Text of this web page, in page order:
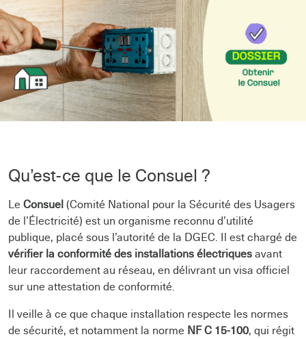
Qu’est-ce que le Consuel ?
Le Consuel (Comité National pour la Sécurité des Usagers
de l’Électricité) est un organisme reconnu d’utilité
publique, placé sous l’autorité de la DGEC. Il est chargé de
vérifier la conformité des installations électriques avant
leur raccordement au réseau, en délivrant un visa officiel
sur une attestation de conformité.
Il veille à ce que chaque installation respecte les normes
de sécurité, et notamment la norme NF C 15-100, qui régit